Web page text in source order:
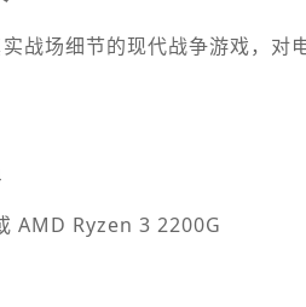
实战场细节的现代战争游戏，
AMD Ryzen 3 2200G